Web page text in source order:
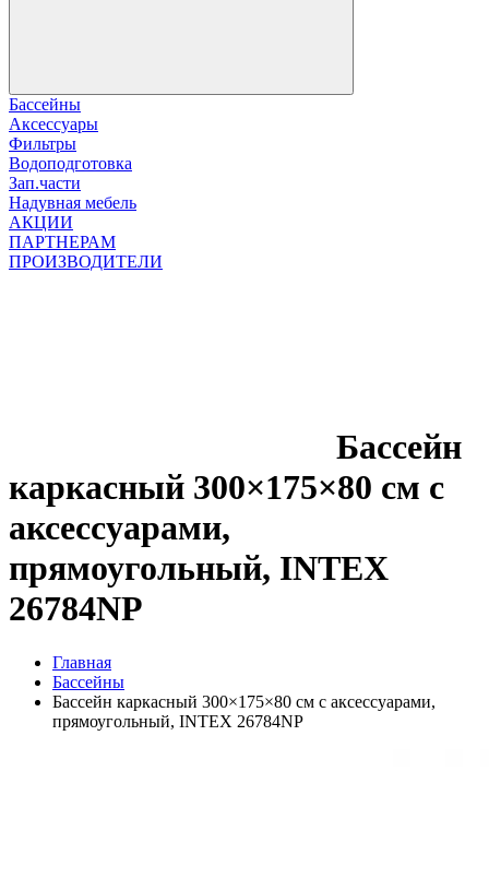
Бассейны
Аксессуары
Фильтры
Водоподготовка
Зап.части
Надувная мебель
АКЦИИ
ПАРТНЕРАМ
ПРОИЗВОДИТЕЛИ
Бассейн
каркасный 300×175×80 см с
аксессуарами,
прямоугольный, INTEX
26784NP
Главная
Бассейны
Бассейн каркасный 300×175×80 см с аксессуарами,
прямоугольный, INTEX 26784NP